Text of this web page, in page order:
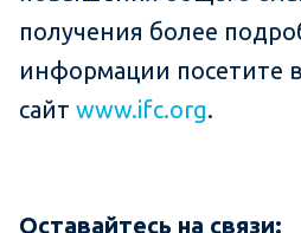
получения более
информации посетите
сайт www.ifc.org.
Оставайтесь на связи: